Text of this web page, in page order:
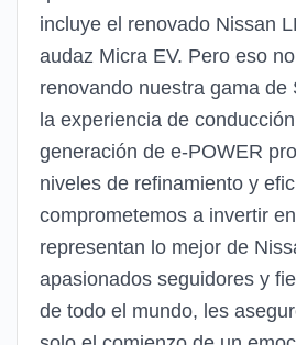
incluye el renovado Nissan
audaz Micra EV. Pero eso
renovando nuestra gama de
la experiencia de
generación de e-POWER
niveles de refinamiento y
comprometemos a invertir
representan lo mejor de
apasionados seguidores y
de todo el mundo, les